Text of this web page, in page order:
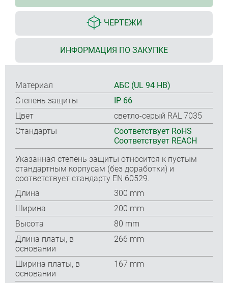
ЧЕРТЕЖИ
ИНФОРМАЦИЯ ПО ЗАКУПКЕ
Материал
АБС (UL 94 HB)
Степень защиты
IP 66
Цвет
светло-серый RAL 7035
Стандарты
Соответствует RoHS
Соответствует REACH
Указанная степень защиты относится к пустым
стандартным корпусам (без доработки) и
соответствует стандарту EN 60529.
Длина
300 mm
Ширина
200 mm
Высота
80 mm
Длина платы, в
основании
266 mm
Ширина платы, в
основании
167 mm